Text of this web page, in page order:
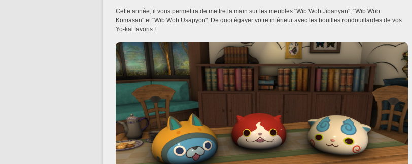
Cette année, il vous permettra de mettre la main sur les meubles "Wib Wob Jibanyan", "Wib Wob
Komasan" et "Wib Wob Usapyon". De quoi égayer votre intérieur avec les bouilles rondouillardes de vos
Yo-kai favoris !